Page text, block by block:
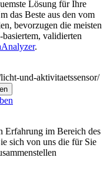
Lösung für Ihre
das Beste aus den vom
bevorzugen die meisten
validierten
.
und-aktivitaetssensor/
Erfahrung im Bereich des
sich von uns die für Sie